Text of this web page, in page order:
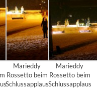
Marieddy
Rossetto beim
Schlussapplaus
Marieddy
Rossetto beim
Schlussapplaus